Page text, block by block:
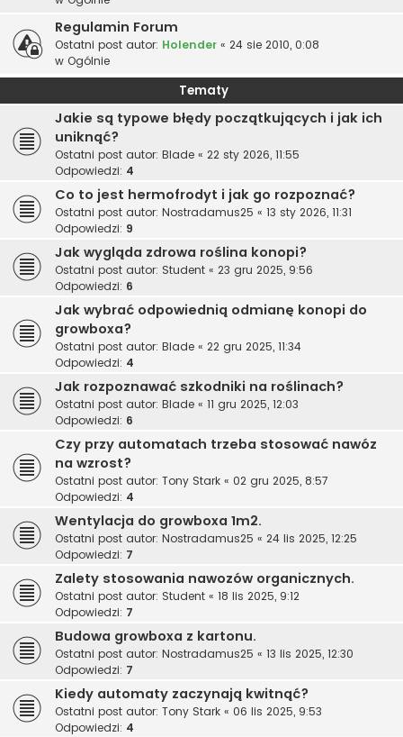
Regulamin Forum
Ostatni post autor: Holender « 24 sie 2010, 0:08
w Ogólnie
Tematy
Jakie są typowe błędy początkujących i jak ich
uniknąć?
Ostatni post autor: Blade « 22 sty 2026, 11:55
Odpowiedzi: 4
Co to jest hermofrodyt i jak go rozpoznać?
Ostatni post autor: Nostradamus25 « 13 sty 2026, 11:31
Odpowiedzi: 9
Jak wygląda zdrowa roślina konopi?
Ostatni post autor: Student « 23 gru 2025, 9:56
Odpowiedzi: 6
Jak wybrać odpowiednią odmianę konopi do
growboxa?
Ostatni post autor: Blade « 22 gru 2025, 11:34
Odpowiedzi: 4
Jak rozpoznawać szkodniki na roślinach?
Ostatni post autor: Blade « 11 gru 2025, 12:03
Odpowiedzi: 6
Czy przy automatach trzeba stosować nawóz
na wzrost?
Ostatni post autor: Tony Stark « 02 gru 2025, 8:57
Odpowiedzi: 4
Wentylacja do growboxa 1m2.
Ostatni post autor: Nostradamus25 « 24 lis 2025, 12:25
Odpowiedzi: 7
Zalety stosowania nawozów organicznych.
Ostatni post autor: Student « 18 lis 2025, 9:12
Odpowiedzi: 7
Budowa growboxa z kartonu.
Ostatni post autor: Nostradamus25 « 13 lis 2025, 12:30
Odpowiedzi: 7
Kiedy automaty zaczynają kwitnąć?
Ostatni post autor: Tony Stark « 06 lis 2025, 9:53
Odpowiedzi: 4